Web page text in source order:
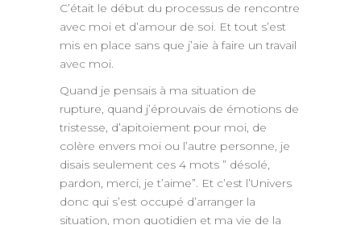
C’était le début du processus de rencontre
avec moi et d’amour de soi. Et tout s’est
mis en place sans que j’aie à faire un travail
avec moi.
Quand je pensais à ma situation de
rupture, quand j’éprouvais de émotions de
tristesse, d’apitoiement pour moi, de
colère envers moi ou l’autre personne, je
disais seulement ces 4 mots ” désolé,
pardon, merci, je t’aime”. Et c’est l’Univers
donc qui s’est occupé d’arranger la
situation, mon quotidien et ma vie de la